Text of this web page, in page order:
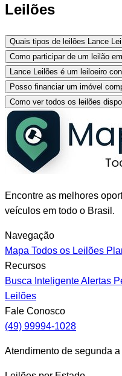
Leilões
Quais tipos de leilões Lance
Como participar de um leilão
Lance Leilões é um leiloeiro
Posso financiar um imóvel
Como ver todos os leilões
Encontre as melhores
veículos em todo o Brasil.
Navegação
Mapa Todos os Leilões
Recursos
Busca InteligenteAlertas
Leilões
Fale Conosco
(49) 99994-1028
Atendimento de segunda